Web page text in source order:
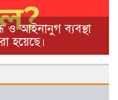
ও আইনানুগ ব্যবস্থা
হয়েছে।